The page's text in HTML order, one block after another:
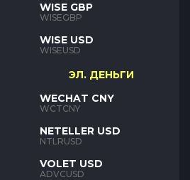
WISE GBP
WISEGBP
WISE USD
WISEUSD
ЭЛ. ДЕНЬГИ
WECHAT CNY
WCTCNY
NETELLER USD
NTLRUSD
VOLET USD
ADVCUSD